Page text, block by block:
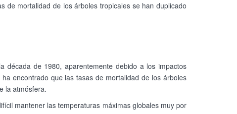
de mortalidad de los árboles tropicales se han duplicado
década de 1980, aparentemente debido a los impactos
encontrado que las tasas de mortalidad de los árboles
la atmósfera.
mantener las temperaturas máximas globales muy por